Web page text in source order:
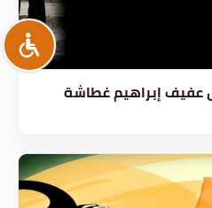
عفيف إبراهيم غطاشة